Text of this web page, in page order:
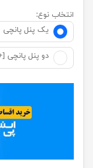
انتخاب نوع:
یک پنل پانچی
دو پنل پانچی [+2,463,000